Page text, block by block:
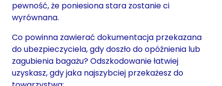
pewność, że poniesiona stara zostanie ci
wyrównana.
Co powinna zawierać dokumentacja przekazana
do ubezpieczyciela, gdy doszło do opóźnienia lub
zagubienia bagażu? Odszkodowanie łatwiej
uzyskasz, gdy jaka najszybciej przekażesz do